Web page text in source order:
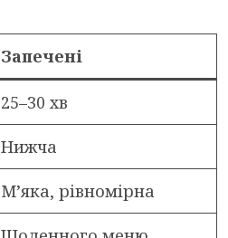
Запечені
25–30 хв
Нижча
М’яка, рівномірна